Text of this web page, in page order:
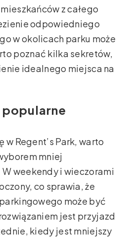
z całego
odpowiedniego
w okolicach parku może
poznać kilka sekretów,
idealnego miejsca na
Regent’s Park, warto
mniej
weekendy i wieczorami
co sprawia, że
może być
jest przyjazd
kiedy jest mniejszy